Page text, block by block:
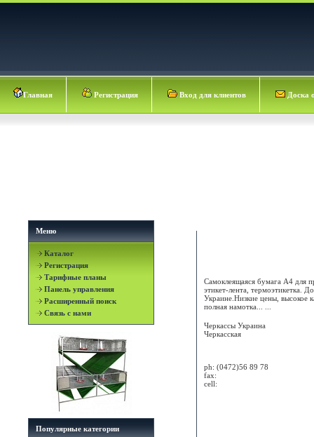
Главная Регистрация Вход для клиентов Доска
Меню
Каталог
Регистрация
Тарифные планы
Панель управления
Расширенный поиск
Связь с нами
Популярные категории
Самоклеящаяся бумага А4 для
этикет-лента, термоэтикетка.
Украине.Низкие цены, высокое
полная намотка... ...
Черкассы Украина
Черкасская
ph: (0472)56 89 78
fax:
cell: